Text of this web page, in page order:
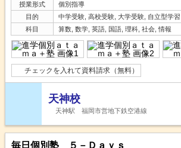
授業形式
個別指導
目的
中学受験, 高校受験, 大学受験, 自立型学習
科目
算数, 数学, 英語, 国語, 理科, 社会, 情報
チェックを入れて資料請求（無料）
天神校
天神駅 福岡市営地下鉄空港線
毎日個別塾 ５－Ｄａｙｓ